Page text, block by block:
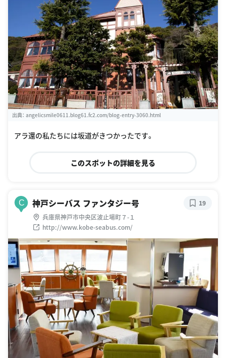
出典： angelicsmile0611.blog61.fc2.com/blog-entry-3060.html
アラ還の私たちには坂道がきつかったです。
このスポットの詳細を見る
C 神戸シーバス ファンタジー号
兵庫県神戸市中央区波止場町７-１
http://www.kobe-seabus.com/
19